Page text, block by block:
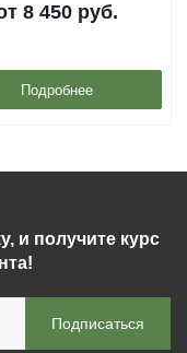
8 450 руб.
Подробнее
и получите курс